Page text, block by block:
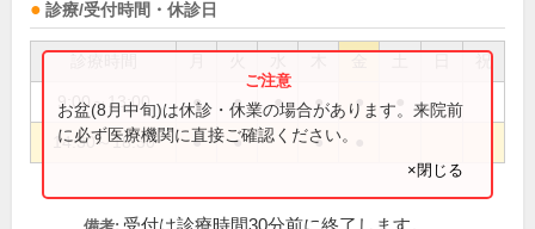
診療/受付時間・休診日
祝
9:00～13:00 ● ● ● ● ●
14:30～18:30 ● ● ●
お盆(8月中旬)は休診・休業の場合があります。来院前
に必ず医療機関に直接ご確認ください。
×閉じる